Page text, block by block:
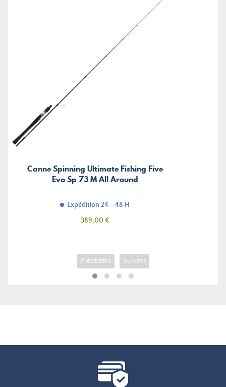
Canne Spinning Ultimate Fishing Five
Evo Sp 73 M All Around
Expédition 24 - 48 H
Prix
389,00 €
Précédent Suivant